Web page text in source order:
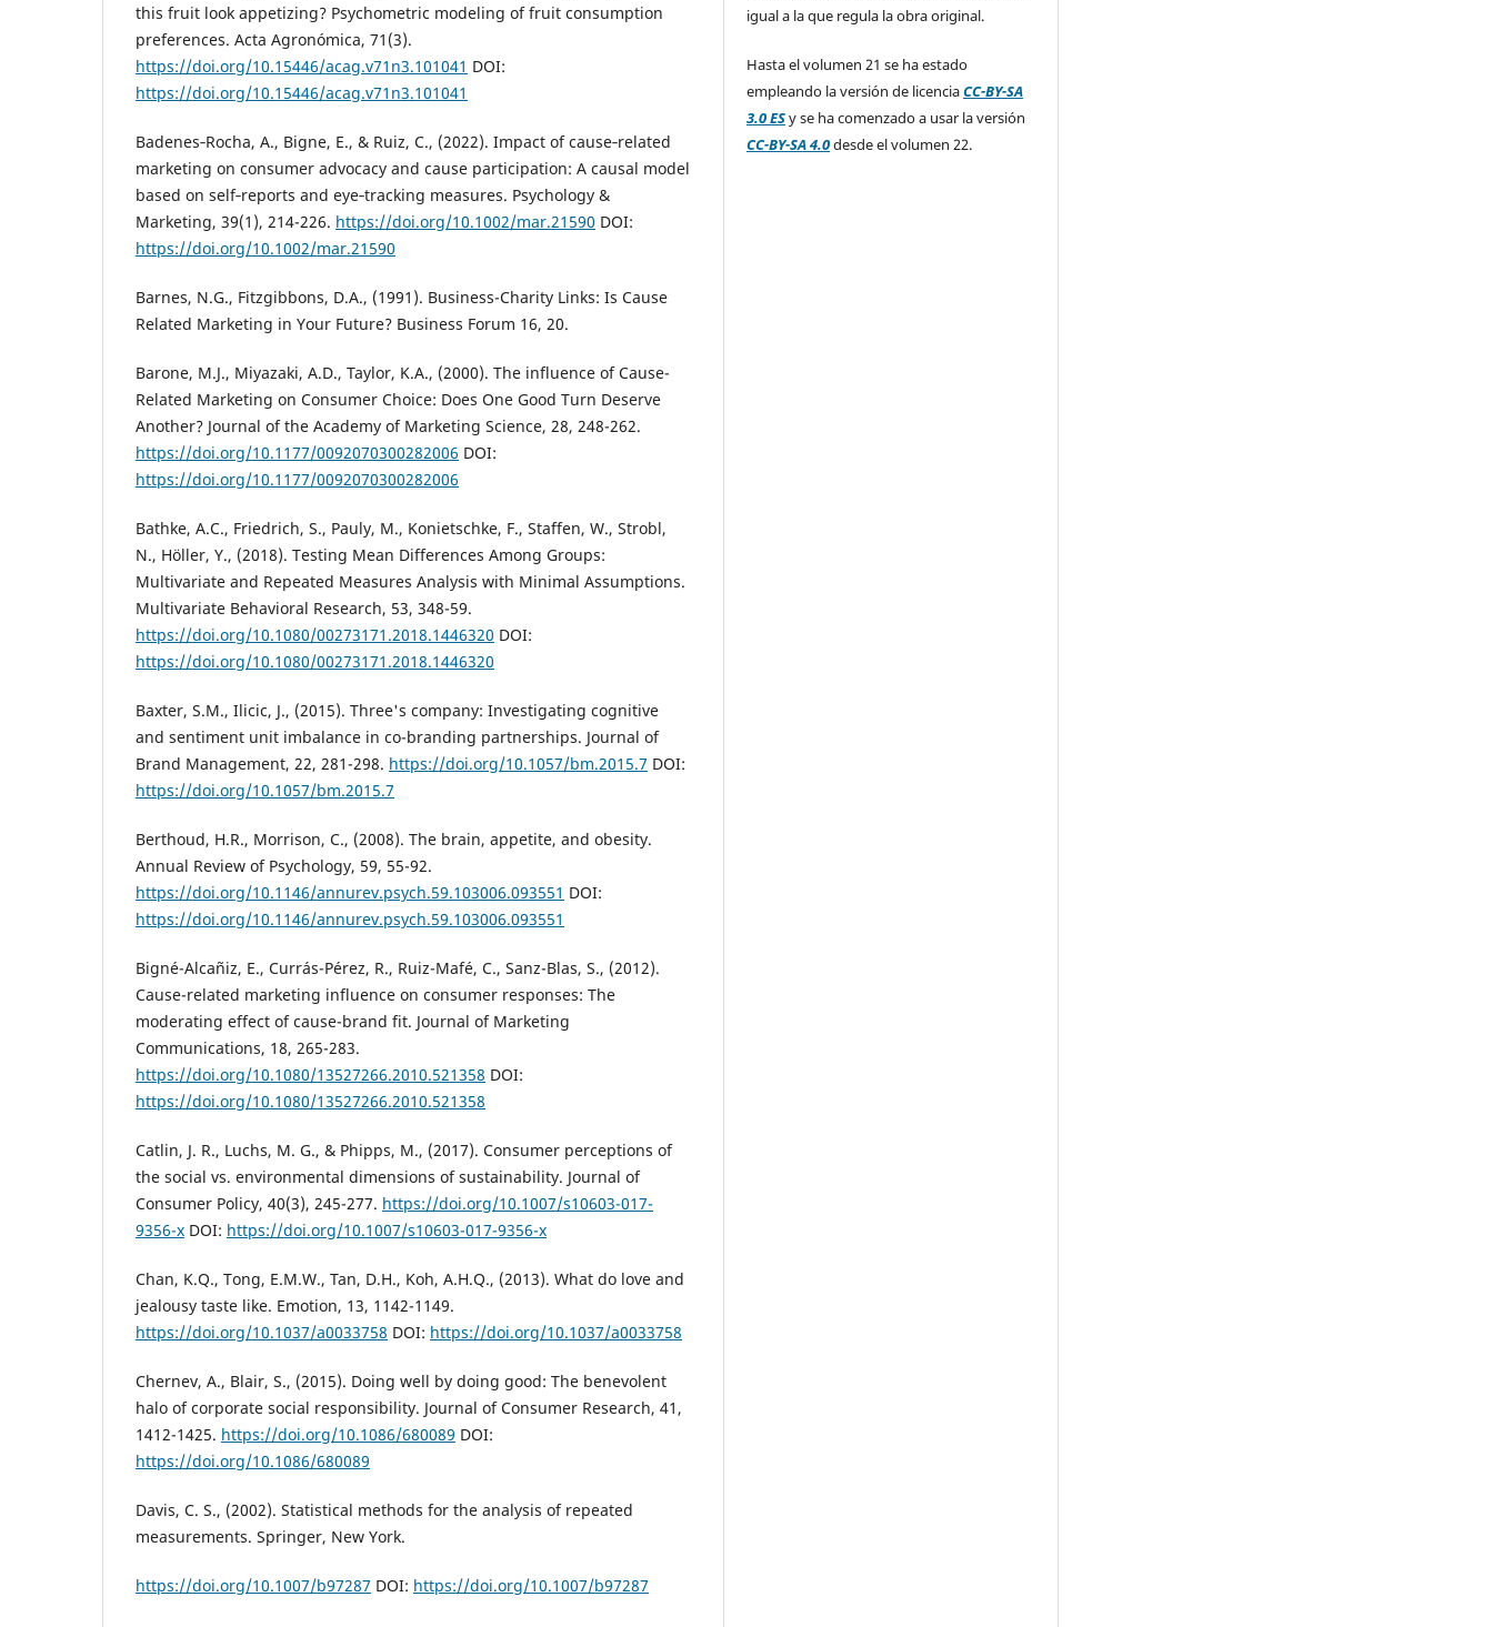
this fruit look appetizing? Psychometric modeling of fruit consumption
preferences. Acta Agronómica, 71(3).
https://doi.org/10.15446/acag.v71n3.101041 DOI:
https://doi.org/10.15446/acag.v71n3.101041
Badenes‐Rocha, A., Bigne, E., & Ruiz, C., (2022). Impact of cause‐related
marketing on consumer advocacy and cause participation: A causal model
based on self‐reports and eye‐tracking measures. Psychology &
Marketing, 39(1), 214-226. https://doi.org/10.1002/mar.21590 DOI:
https://doi.org/10.1002/mar.21590
Barnes, N.G., Fitzgibbons, D.A., (1991). Business-Charity Links: Is Cause
Related Marketing in Your Future? Business Forum 16, 20.
Barone, M.J., Miyazaki, A.D., Taylor, K.A., (2000). The influence of Cause-
Related Marketing on Consumer Choice: Does One Good Turn Deserve
Another? Journal of the Academy of Marketing Science, 28, 248-262.
https://doi.org/10.1177/0092070300282006 DOI:
https://doi.org/10.1177/0092070300282006
Bathke, A.C., Friedrich, S., Pauly, M., Konietschke, F., Staffen, W., Strobl,
N., Höller, Y., (2018). Testing Mean Differences Among Groups:
Multivariate and Repeated Measures Analysis with Minimal Assumptions.
Multivariate Behavioral Research, 53, 348-59.
https://doi.org/10.1080/00273171.2018.1446320 DOI:
https://doi.org/10.1080/00273171.2018.1446320
Baxter, S.M., Ilicic, J., (2015). Three's company: Investigating cognitive
and sentiment unit imbalance in co-branding partnerships. Journal of
Brand Management, 22, 281-298. https://doi.org/10.1057/bm.2015.7 DOI:
https://doi.org/10.1057/bm.2015.7
Berthoud, H.R., Morrison, C., (2008). The brain, appetite, and obesity.
Annual Review of Psychology, 59, 55-92.
https://doi.org/10.1146/annurev.psych.59.103006.093551 DOI:
https://doi.org/10.1146/annurev.psych.59.103006.093551
Bigné-Alcañiz, E., Currás-Pérez, R., Ruiz-Mafé, C., Sanz-Blas, S., (2012).
Cause-related marketing influence on consumer responses: The
moderating effect of cause-brand fit. Journal of Marketing
Communications, 18, 265-283.
https://doi.org/10.1080/13527266.2010.521358 DOI:
https://doi.org/10.1080/13527266.2010.521358
Catlin, J. R., Luchs, M. G., & Phipps, M., (2017). Consumer perceptions of
the social vs. environmental dimensions of sustainability. Journal of
Consumer Policy, 40(3), 245-277. https://doi.org/10.1007/s10603-017-
9356-x DOI: https://doi.org/10.1007/s10603-017-9356-x
Chan, K.Q., Tong, E.M.W., Tan, D.H., Koh, A.H.Q., (2013). What do love and
jealousy taste like. Emotion, 13, 1142-1149.
https://doi.org/10.1037/a0033758 DOI: https://doi.org/10.1037/a0033758
Chernev, A., Blair, S., (2015). Doing well by doing good: The benevolent
halo of corporate social responsibility. Journal of Consumer Research, 41,
1412-1425. https://doi.org/10.1086/680089 DOI:
https://doi.org/10.1086/680089
Davis, C. S., (2002). Statistical methods for the analysis of repeated
measurements. Springer, New York.
https://doi.org/10.1007/b97287 DOI: https://doi.org/10.1007/b97287
igual a la que regula la obra original.
Hasta el volumen 21 se ha estado
empleando la versión de licenciaCC-BY-SA
3.0 ESy se ha comenzado a usar la versión
CC-BY-SA 4.0desde el volumen 22.